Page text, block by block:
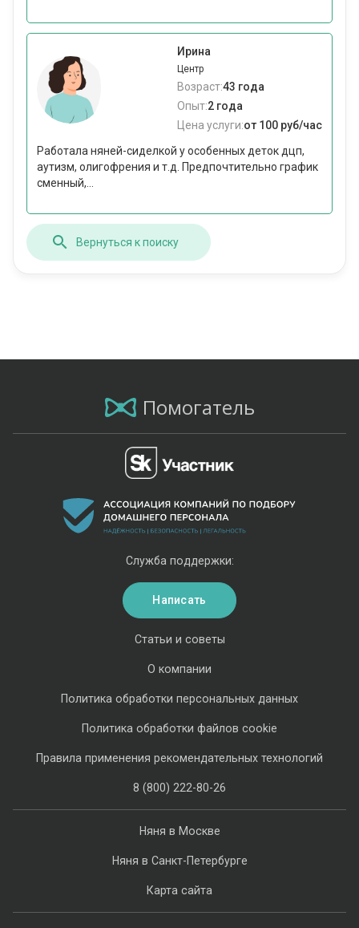
Ирина
Центр
Возраст:43 года
Опыт:2 года
Цена услуги:от 100 руб/час
Работала няней-сиделкой у особенных деток дцп,
аутизм, олигофрения и т.д. Предпочтительно график
сменный,...
Вернуться к поиску
Помогатель
Няня в Москве
Няня в Санкт-Петербурге
Карта сайта
Статьи и советы
О компании
Политика обработки персональных данных
Политика обработки файлов cookie
Правила применения рекомендательных технологий
8 (800) 222-80-26
Служба поддержки:
Написать